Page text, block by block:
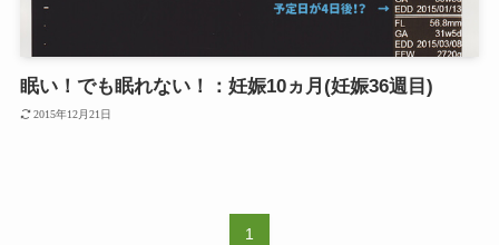
眠い！でも眠れない！：妊娠10ヵ月(妊娠36週目)
2015年12月21日
1